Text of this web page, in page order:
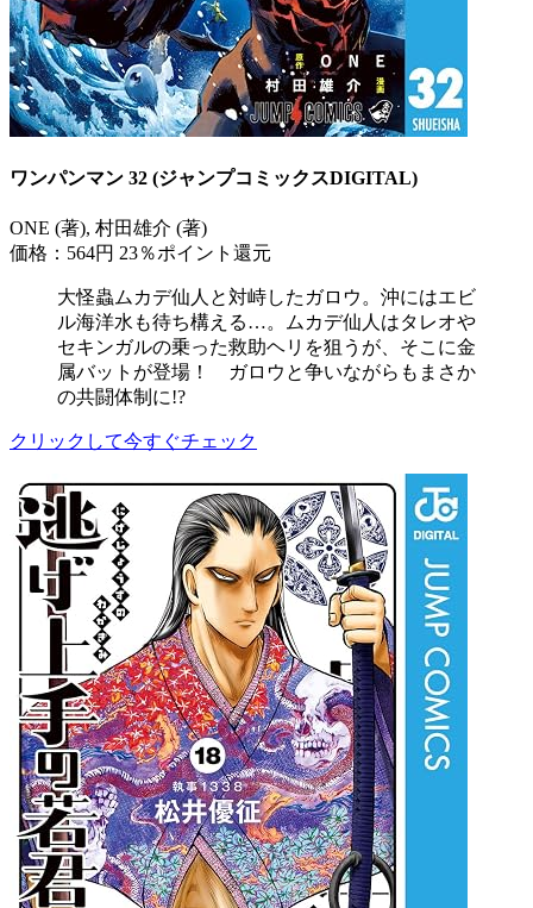
ワンパンマン 32 (ジャンプコミックスDIGITAL)
ONE (著), 村田雄介 (著)
価格：564円 23％ポイント還元
大怪蟲ムカデ仙人と対峙したガロウ。沖にはエビ
ル海洋水も待ち構える…。ムカデ仙人はタレオや
セキンガルの乗った救助ヘリを狙うが、そこに金
属バットが登場！ ガロウと争いながらもまさか
の共闘体制に!?
クリックして今すぐチェック